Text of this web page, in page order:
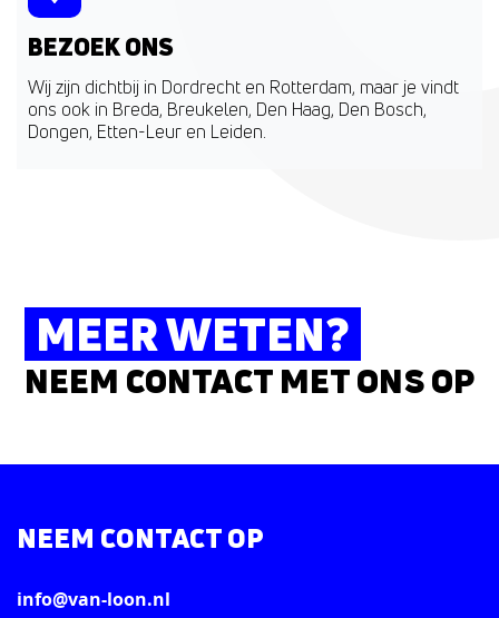
BEZOEK ONS
Wij zijn dichtbij in Dordrecht en Rotterdam, maar je vindt
ons ook in Breda, Breukelen, Den Haag, Den Bosch,
Dongen, Etten-Leur en Leiden.
MEER WETEN?
NEEM CONTACT MET ONS OP
NEEM CONTACT OP
info@van-loon.nl